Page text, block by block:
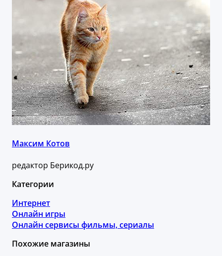
Максим Котов
редактор Берикод.ру
Категории
Интернет
Онлайн игры
Онлайн сервисы фильмы, сериалы
Похожие магазины